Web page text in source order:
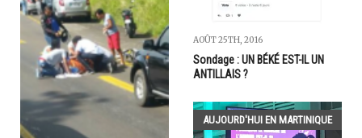
AOÛT 25TH, 2016
Sondage : UN BÉKÉ EST-IL UN
ANTILLAIS ?
AUJOURD'HUI EN MARTINIQUE